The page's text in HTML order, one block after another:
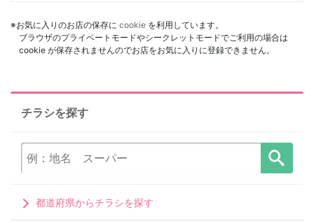
※お気に入りのお店の保存に cookie を利用しています。
ブラウザのプライベートモードやシークレットモードでご利用の場合は
cookie が保存されませんのでお店をお気に入りに登録できません。
チラシを探す
都道府県からチラシを探す